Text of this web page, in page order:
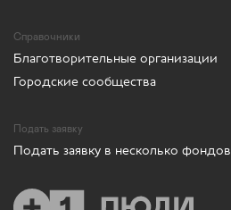
Справочники
Благотворительные организации
Городские сообщества
Подать заявку
Подать заявку в несколько фондов